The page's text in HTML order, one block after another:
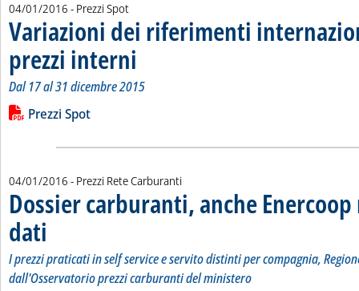
04/01/2016 - Prezzi Spot
Variazioni dei riferimenti
prezzi interni
Dal 17 al 31 dicembre 2015
Leggi tutta la notizia: 'Variazioni dei riferimenti
Lista allegati PDF alla notizia
Prezzi Spot
04/01/2016 - Prezzi Rete Carburanti
Dossier carburanti, anche
dati . Sottotitolo: I prezzi praticati in self service e servito distinti per compagnia,
I prezzi praticati in self service e servito distinti per compagnia,
dall'Osservatorio prezzi carburanti del ministero